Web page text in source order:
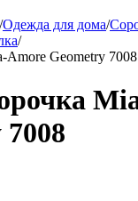
/Одежда для дома/
/
Amore Geometry 7008